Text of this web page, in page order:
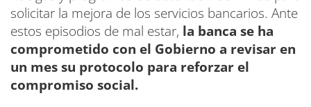
solicitar la mejora de los servicios bancarios. Ante
estos episodios de mal estar, la banca se ha
comprometido con el Gobierno a revisar en
un mes su protocolo para reforzar el
compromiso social.